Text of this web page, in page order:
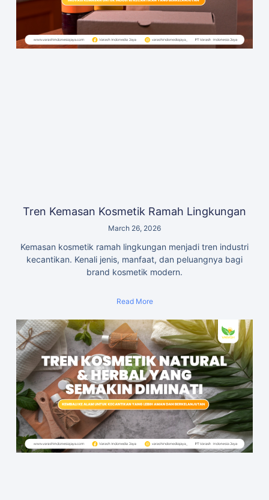
Tren Kemasan Kosmetik Ramah Lingkungan
March 26, 2026
Kemasan kosmetik ramah lingkungan menjadi tren industri
kecantikan. Kenali jenis, manfaat, dan peluangnya bagi
brand kosmetik modern.
Read More